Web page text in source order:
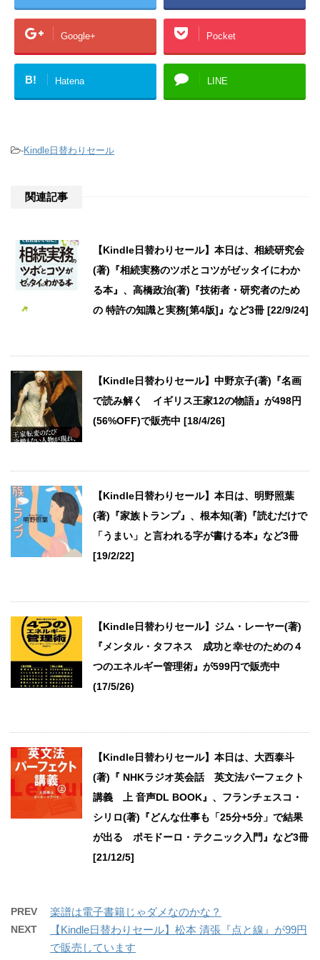
Google+ Pocket
B! Hatena LINE
-Kindle日替わりセール
関連記事
【Kindle日替わりセール】本日は、相続研究会
(著)『相続実務のツボとコツがゼッタイにわか
る本』、高橋政治(著)『技術者・研究者のため
の 特許の知識と実務[第4版]』など3冊 [22/9/24]
【Kindle日替わりセール】中野京子(著)『名画
で読み解く イギリス王家12の物語』が498円
(56%OFF)で販売中 [18/4/26]
【Kindle日替わりセール】本日は、明野照葉
(著)『家族トランプ』、根本知(著)『読むだけで
「うまい」と言われる字が書ける本』など3冊
[19/2/22]
【Kindle日替わりセール】ジム・レーヤー(著)
『メンタル・タフネス 成功と幸せのための４
つのエネルギー管理術』が599円で販売中
(17/5/26)
【Kindle日替わりセール】本日は、大西泰斗
(著)『 NHKラジオ英会話 英文法パーフェクト
講義 上 音声DL BOOK』、フランチェスコ・
シリロ(著)『どんな仕事も「25分+5分」で結果
が出る ポモドーロ・テクニック入門』など3冊
[21/12/5]
PREV 楽譜は電子書籍じゃダメなのかな？
NEXT
【Kindle日替わりセール】松本 清張『点と線』が99円
で販売しています